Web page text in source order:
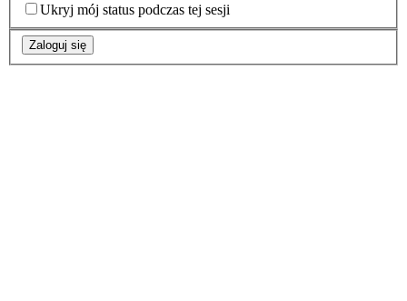
Ukryj mój status podczas tej sesji